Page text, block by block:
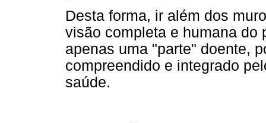
Desta forma, ir além dos
visão completa e humana do
apenas uma "parte" doente,
compreendido e integrado
saúde.